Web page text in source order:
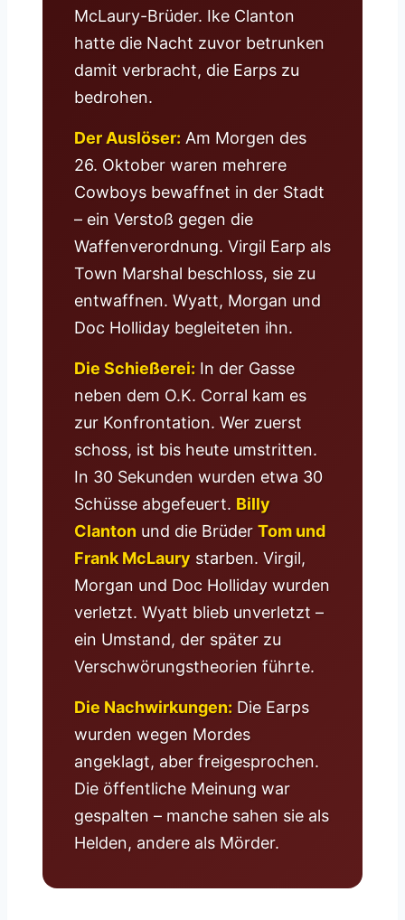
McLaury-Brüder. Ike Clanton
hatte die Nacht zuvor betrunken
damit verbracht, die Earps zu
bedrohen.
Der Auslöser: Am Morgen des
26. Oktober waren mehrere
Cowboys bewaffnet in der Stadt
– ein Verstoß gegen die
Waffenverordnung. Virgil Earp als
Town Marshal beschloss, sie zu
entwaffnen. Wyatt, Morgan und
Doc Holliday begleiteten ihn.
Die Schießerei: In der Gasse
neben dem O.K. Corral kam es
zur Konfrontation. Wer zuerst
schoss, ist bis heute umstritten.
In 30 Sekunden wurden etwa 30
Schüsse abgefeuert. Billy
Clanton und die Brüder Tom und
Frank McLaury starben. Virgil,
Morgan und Doc Holliday wurden
verletzt. Wyatt blieb unverletzt –
ein Umstand, der später zu
Verschwörungstheorien führte.
Die Nachwirkungen: Die Earps
wurden wegen Mordes
angeklagt, aber freigesprochen.
Die öffentliche Meinung war
gespalten – manche sahen sie als
Helden, andere als Mörder.